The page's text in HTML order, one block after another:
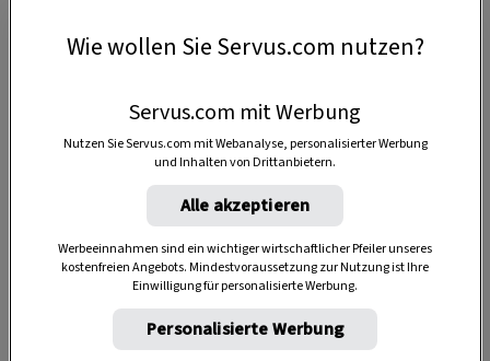
Anzeige
Wie wollen Sie Servus.com nutzen?
Servus.com mit Werbung
Nutzen Sie Servus.com mit Webanalyse, personalisierter Werbung
und Inhalten von Drittanbietern.
Alle akzeptieren
Werbeeinnahmen sind ein wichtiger wirtschaftlicher Pfeiler unseres
kostenfreien Angebots. Mindestvoraussetzung zur Nutzung ist Ihre
Einwilligung für personalisierte Werbung.
Personalisierte Werbung